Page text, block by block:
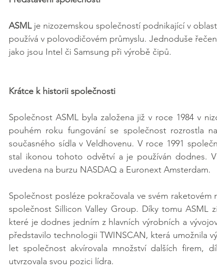
ASML je nizozemskou společností podnikající v
používá v polovodičovém průmyslu. Jednoduše
jako jsou Intel či Samsung při výrobě čipů.
Krátce k historii společnosti
Společnost ASML byla založena již v roce 1984 v
pouhém roku fungování se společnost rozrostla
současného sídla v Veldhovenu. V roce 1991
stal ikonou tohoto odvětví a je používán dodnes.
uvedena na burzu NASDAQ a Euronext Amsterdam.
Společnost posléze pokračovala ve svém
společnost Sillicon Valley Group. Díky tomu ASML
které je dodnes jedním z hlavních výrobních a
představilo technologii TWINSCAN, která umožnila
let společnost akvírovala množství dalších
utvrzovala svou pozici lídra.